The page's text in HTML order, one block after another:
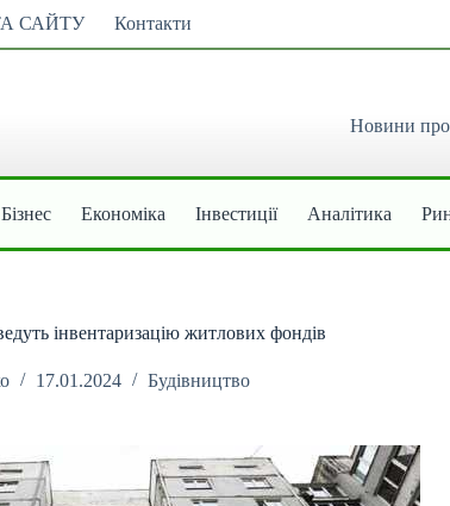
САЙТУ Контакти
Новини про
Бізнес Економіка Інвестиції Аналітика
iнвентаризацiю житлових фондiв
17.01.2024 Будівництво